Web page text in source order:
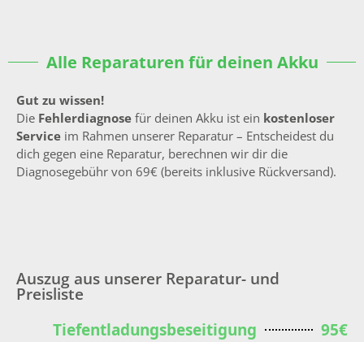
Alle Reparaturen für deinen Akku
Gut zu wissen!
Die Fehlerdiagnose für deinen Akku ist ein kostenloser
Service im Rahmen unserer Reparatur – Entscheidest du
dich gegen eine Reparatur, berechnen wir dir die
Diagnosegebühr von 69€ (bereits inklusive Rückversand).
Auszug aus unserer Reparatur- und
Preisliste
Tiefentladungsbeseitigung
95€